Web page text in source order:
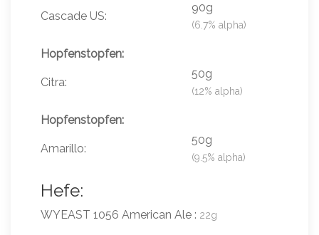
Cascade US:
90g
(6.7% alpha)
Hopfenstopfen:
Citra:
50g
(12% alpha)
Hopfenstopfen:
Amarillo:
50g
(9.5% alpha)
Hefe:
WYEAST 1056 American Ale : 22g